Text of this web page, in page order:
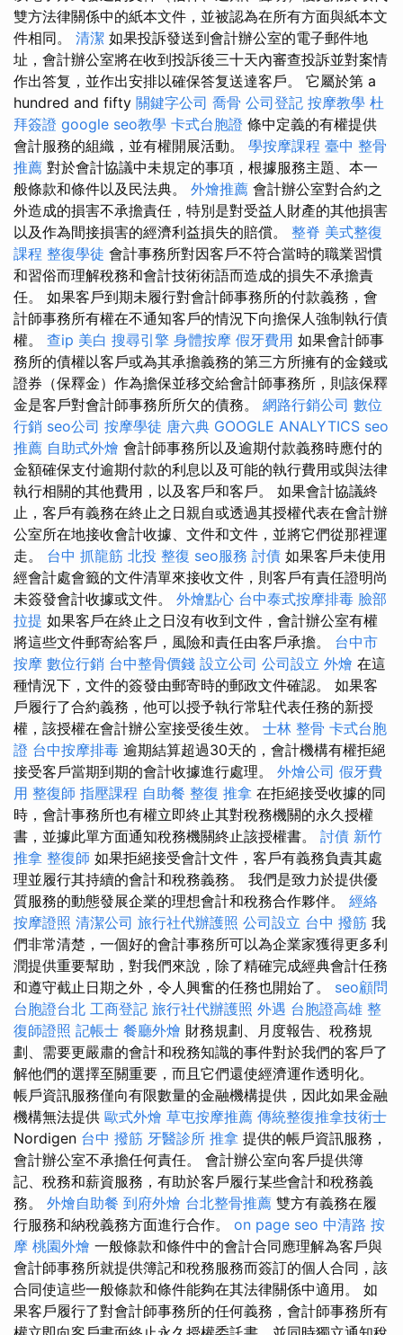
雙方法律關係中的紙本文件，並被認為在所有方面與紙本文
件相同。 清潔 如果投訴發送到會計辦公室的電子郵件地
址，會計辦公室將在收到投訴後三十天內審查投訴並對案情
作出答复，並作出安排以確保答复送達客戶。 它屬於第 a
hundred and fifty 關鍵字公司 喬骨 公司登記 按摩教學 杜
拜簽證 google seo教學 卡式台胞證 條中定義的有權提供
會計服務的組織，並有權開展活動。 學按摩課程 臺中 整骨
推薦 對於會計協議中未規定的事項，根據服務主題、本一
般條款和條件以及民法典。 外燴推薦 會計辦公室對合約之
外造成的損害不承擔責任，特別是對受益人財產的其他損害
以及作為間接損害的經濟利益損失的賠償。 整脊 美式整復
課程 整復學徒 會計事務所對因客戶不符合當時的職業習慣
和習俗而理解稅務和會計技術術語而造成的損失不承擔責
任。 如果客戶到期未履行對會計師事務所的付款義務，會
計師事務所有權在不通知客戶的情況下向擔保人強制執行債
權。 查ip 美白 搜尋引擎 身體按摩 假牙費用 如果會計師事
務所的債權以客戶或為其承擔義務的第三方所擁有的金錢或
證券（保釋金）作為擔保並移交給會計師事務所，則該保釋
金是客戶對會計師事務所所欠的債務。 網路行銷公司 數位
行銷 seo公司 按摩學徒 唐六典 GOOGLE ANALYTICS seo
推薦 自助式外燴 會計師事務所以及逾期付款義務時應付的
金額確保支付逾期付款的利息以及可能的執行費用或與法律
執行相關的其他費用，以及客戶和客戶。 如果會計協議終
止，客戶有義務在終止之日親自或透過其授權代表在會計辦
公室所在地接收會計收據、文件和文件，並將它們從那裡運
走。 台中 抓龍筋 北投 整復 seo服務 討債 如果客戶未使用
經會計處會籤的文件清單來接收文件，則客戶有責任證明尚
未簽發會計收據或文件。 外燴點心 台中泰式按摩排毒 臉部
拉提 如果客戶在終止之日沒有收到文件，會計辦公室有權
將這些文件郵寄給客戶，風險和責任由客戶承擔。 台中市
按摩 數位行銷 台中整骨價錢 設立公司 公司設立 外燴 在這
種情況下，文件的簽發由郵寄時的郵政文件確認。 如果客
戶履行了合約義務，他可以授予執行常駐代表任務的新授
權，該授權在會計辦公室接受後生效。 士林 整骨 卡式台胞
證 台中按摩排毒 逾期結算超過30天的，會計機構有權拒絕
接受客戶當期到期的會計收據進行處理。 外燴公司 假牙費
用 整復師 指壓課程 自助餐 整復 推拿 在拒絕接受收據的同
時，會計事務所也有權立即終止其對稅務機關的永久授權
書，並據此單方面通知稅務機關終止該授權書。 討債 新竹
推拿 整復師 如果拒絕接受會計文件，客戶有義務負責其處
理並履行其持續的會計和稅務義務。 我們是致力於提供優
質服務的動態發展企業的理想會計和稅務合作夥伴。 經絡
按摩證照 清潔公司 旅行社代辦護照 公司設立 台中 撥筋 我
們非常清楚，一個好的會計事務所可以為企業家獲得更多利
潤提供重要幫助，對我們來說，除了精確完成經典會計任務
和遵守截止日期之外，令人興奮的任務也開始了。 seo顧問
台胞證台北 工商登記 旅行社代辦護照 外遇 台胞證高雄 整
復師證照 記帳士 餐廳外燴 財務規劃、月度報告、稅務規
劃、需要更嚴肅的會計和稅務知識的事件對於我們的客戶了
解他們的選擇至關重要，而且它們還使經濟運作透明化。
帳戶資訊服務僅向有限數量的金融機構提供，因此如果金融
機構無法提供 歐式外燴 草屯按摩推薦 傳統整復推拿技術士
Nordigen 台中 撥筋 牙醫診所 推拿 提供的帳戶資訊服務，
會計辦公室不承擔任何責任。 會計辦公室向客戶提供簿
記、稅務和薪資服務，有助於客戶履行某些會計和稅務義
務。 外燴自助餐 到府外燴 台北整骨推薦 雙方有義務在履
行服務和納稅義務方面進行合作。 on page seo 中清路 按
摩 桃園外燴 一般條款和條件中的會計合同應理解為客戶與
會計師事務所就提供簿記和稅務服務而簽訂的個人合同，該
合同使這些一般條款和條件能夠在其法律關係中適用。 如
果客戶履行了對會計師事務所的任何義務，會計師事務所有